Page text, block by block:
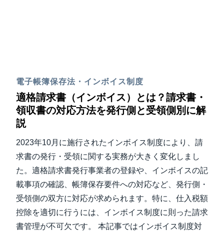
電子帳簿保存法・インボイス制度
適格請求書（インボイス）とは？請求書・
領収書の対応方法を発行側と受領側別に解
説
2023年10月に施行されたインボイス制度により、請
求書の発行・受領に関する実務が大きく変化しまし
た。適格請求書発行事業者の登録や、インボイスの記
載事項の確認、帳簿保存要件への対応など、発行側・
受領側の双方に対応が求められます。特に、仕入税額
控除を適切に行うには、インボイス制度に則った請求
書管理が不可欠です。 本記事ではインボイス制度対